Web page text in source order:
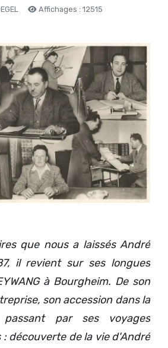
Affichages : 12515
que nous a laissés André
il revient sur ses longues
à Bourgheim. De son
son accession dans la
passant par ses voyages
découverte de la vie d'André